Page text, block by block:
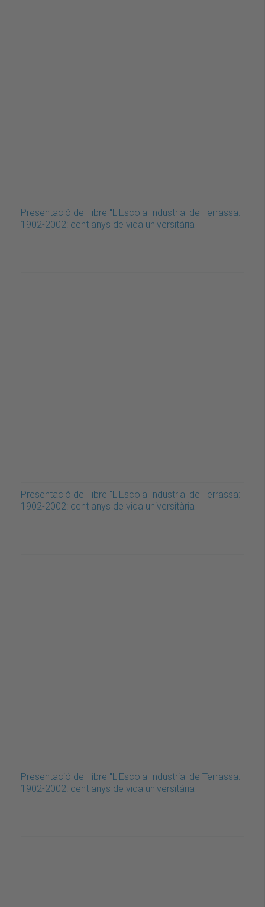
Presentació del llibre "L'Escola Industrial de Terrassa:
1902-2002: cent anys de vida universitària"
Presentació del llibre "L'Escola Industrial de Terrassa:
1902-2002: cent anys de vida universitària"
Presentació del llibre "L'Escola Industrial de Terrassa:
1902-2002: cent anys de vida universitària"